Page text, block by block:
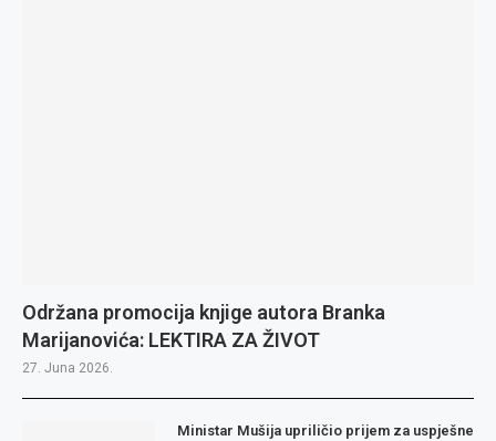
Održana promocija knjige autora Branka
Marijanovića: LEKTIRA ZA ŽIVOT
27. Juna 2026.
Ministar Mušija upriličio prijem za uspješne